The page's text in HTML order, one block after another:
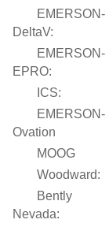
EMERSON-
DeltaV:
EMERSON-
EPRO:
ICS:
EMERSON-
Ovation
MOOG
Woodward:
Bently
Nevada: